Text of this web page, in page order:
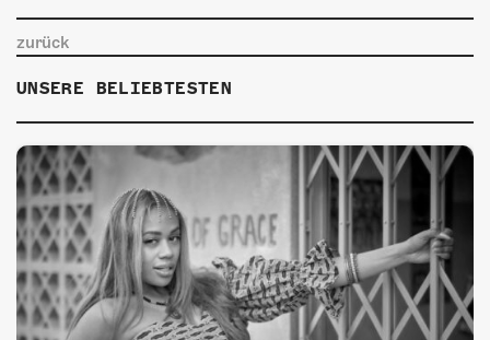
zurück
UNSERE BELIEBTESTEN